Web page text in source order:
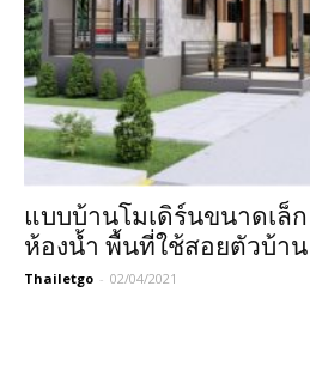
แบบบ้านโมเดิร์นขนาดเล็
ห้องน้ำ พื้นที่ใช้สอยตัวบ้าน
Thailetgo - 02/04/2021